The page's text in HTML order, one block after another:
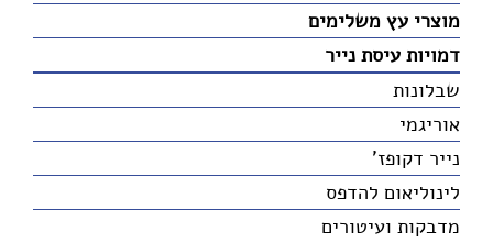
מוצרי עץ משלימים
דמויות עיסת נייר
שבלונות
אוריגמי
נייר דקופז'
לינוליאום להדפס
מדבקות ועיטורים